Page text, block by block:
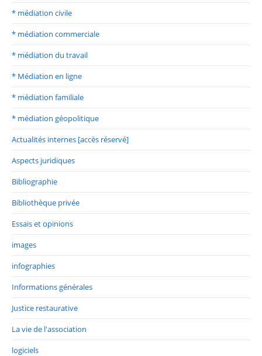
* médiation civile
* médiation commerciale
* médiation du travail
* Médiation en ligne
* médiation familiale
* médiation géopolitique
Actualités internes [accès réservé]
Aspects juridiques
Bibliographie
Bibliothèque privée
Essais et opinions
images
infographies
Informations générales
Justice restaurative
La vie de l'association
logiciels